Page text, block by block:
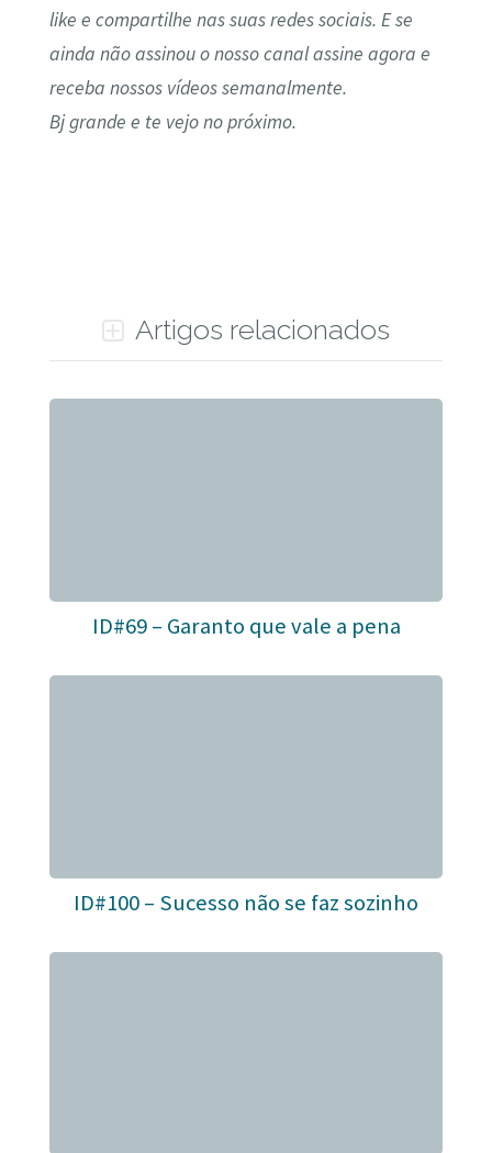
like e compartilhe nas suas redes sociais. E se
ainda não assinou o nosso canal assine agora e
receba nossos vídeos semanalmente.
Bj grande e te vejo no próximo.
Artigos relacionados
ID#69 – Garanto que vale a pena
ID#100 – Sucesso não se faz sozinho